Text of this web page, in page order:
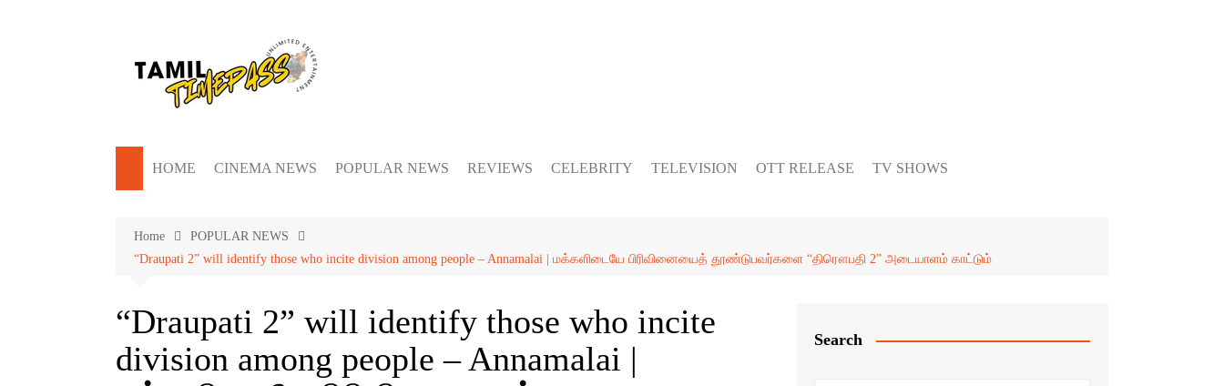
HOME CINEMA NEWS POPULAR NEWS REVIEWS CELEBRITY TELEVISION OTT RELEASE TV SHOWS
Home
POPULAR NEWS
“Draupati 2” will identify those who incite division among people – Annamalai | மக்களிடையே பிரிவினையைத் தூண்டுபவர்களை “திரௌபதி 2” அடையாளம் காட்டும்
“Draupati 2” will identify those who incite
division among people – Annamalai |
Search